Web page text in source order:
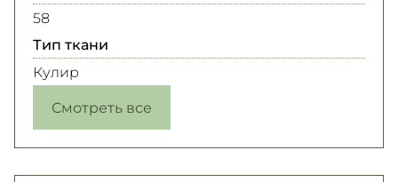
58
Тип ткани
Кулир
Смотреть все